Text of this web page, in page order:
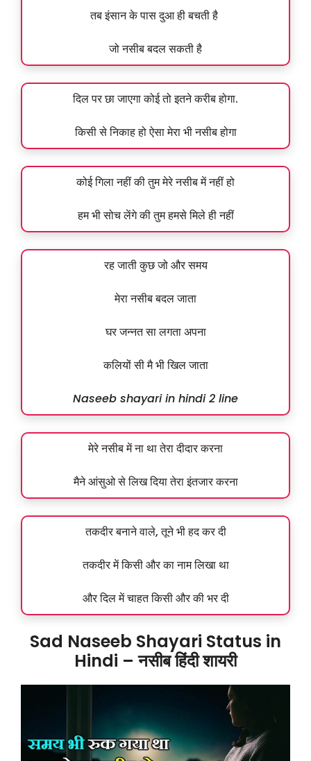
तब इंसान के पास दुआ ही बचती है
जो नसीब बदल सकती है
दिल पर छा जाएगा कोई तो इतने करीब होगा.
किसी से निकाह हो ऐसा मेरा भी नसीब होगा
कोई गिला नहीं की तुम मेरे नसीब में नहीं हो
हम भी सोच लेंगे की तुम हमसे मिले ही नहीं
रह जाती कुछ जो और समय
मेरा नसीब बदल जाता
घर जन्नत सा लगता अपना
कलियों सी मै भी खिल जाता
Naseeb shayari in hindi 2 line
मेरे नसीब में ना था तेरा दीदार करना
मैने आंसुओ से लिख दिया तेरा इंतजार करना
तकदीर बनाने वाले, तूने भी हद कर दी
तकदीर में किसी और का नाम लिखा था
और दिल में चाहत किसी और की भर दी
Sad Naseeb Shayari Status in
Hindi – नसीब हिंदी शायरी